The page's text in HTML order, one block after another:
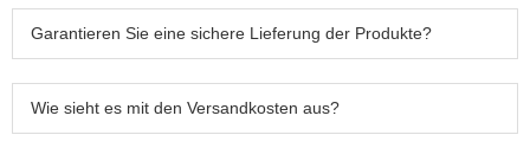
Garantieren Sie eine sichere Lieferung der Produkte?
Wie sieht es mit den Versandkosten aus?